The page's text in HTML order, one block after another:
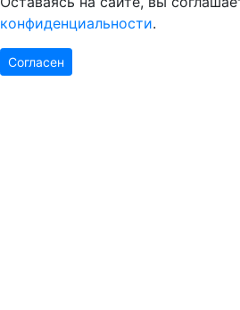
конфиденциальности.
Согласен